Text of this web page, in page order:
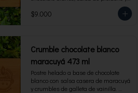
trocitos de pistacho. Envase familiar
473 ml, rinde 4 porciones.
$9.000
Crumble chocolate blanco
maracuyá 473 ml
Postre helado a base de chocolate
blanco con salsa casera de maracuyá
y crumbles de galleta de vainilla.